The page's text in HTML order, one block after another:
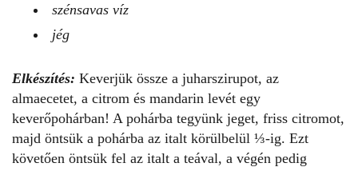
szénsavas víz
jég
Elkészítés: Keverjük össze a juharszirupot, az
almaecetet, a citrom és mandarin levét egy
keverőpohárban! A pohárba tegyünk jeget, friss citromot,
majd öntsük a pohárba az italt körülbelül ⅓-ig. Ezt
követően öntsük fel az italt a teával, a végén pedig